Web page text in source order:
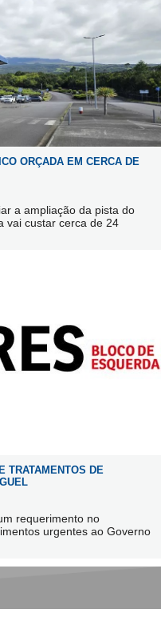
ORÇADA EM CERCA DE
a ampliação da pista do
vai custar cerca de 24
TRATAMENTOS DE
requerimento no
urgentes ao Governo